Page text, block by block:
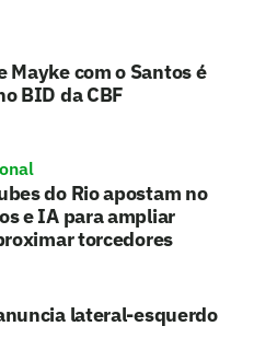
Mayke com o Santos é
BID da CBF
do Rio apostam no
e IA para ampliar
torcedores
lateral-esquerdo